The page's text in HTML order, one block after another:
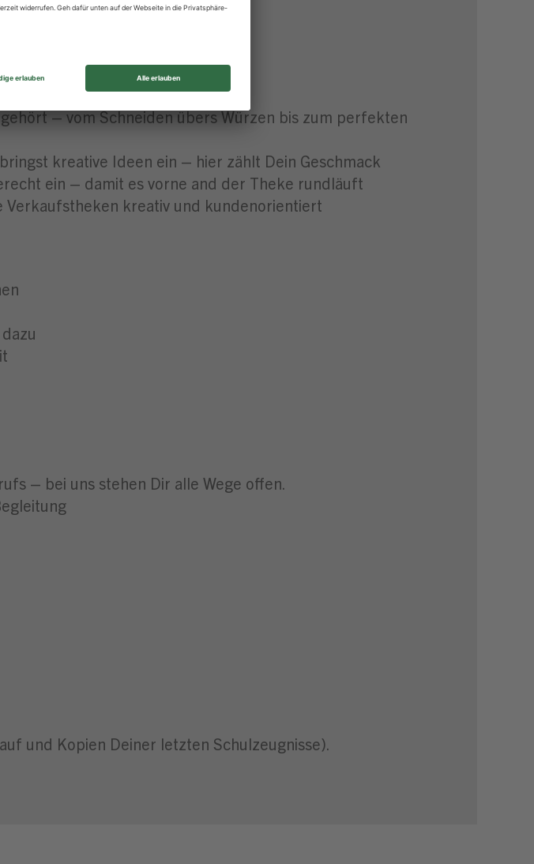
Leistungen
im Einklang
– vom Schneiden übers Würzen bis zum perfekten
kreative Ideen ein – hier zählt Dein Geschmack
ein – damit es vorne and der Theke rundläuft
kreativ und kundenorientiert
– bei uns stehen Dir alle Wege offen.
und Kopien Deiner letzten Schulzeugnisse).